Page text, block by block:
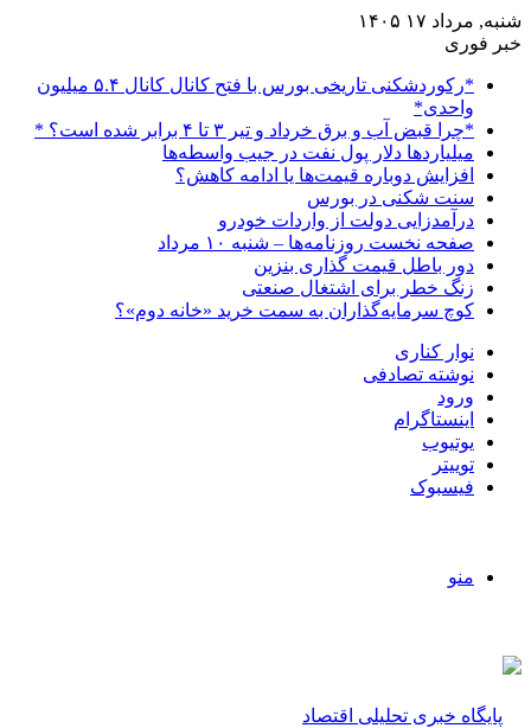
شنبه, مرداد ۱۷ ۱۴۰۵
خبر فوری
*رکوردشکنی تاریخی بورس با فتح کانال کانال ۵.۴ میلیون
واحدی*
*چرا قبض آب و برق خرداد و تیر ۳ تا ۴ برابر شده است؟ *
میلیاردها دلار پول نفت در جیب واسطه‌ها
افزایش دوباره قیمت‌ها یا ادامه کاهش؟
سنت شکنی در بورس
درآمدزایی دولت از واردات خودرو
صفحه نخست روزنامه‌ها – شنبه ۱۰ مرداد
دور باطل قیمت گذاری بنزین
زنگ خطر برای اشتغال صنعتی
کوچ سرمایه‌گذاران به سمت خرید «خانه دوم»؟
نوار کناری
نوشته تصادفی
ورود
اینستاگرام
یوتیوب
توییتر
فیسبوک
منو